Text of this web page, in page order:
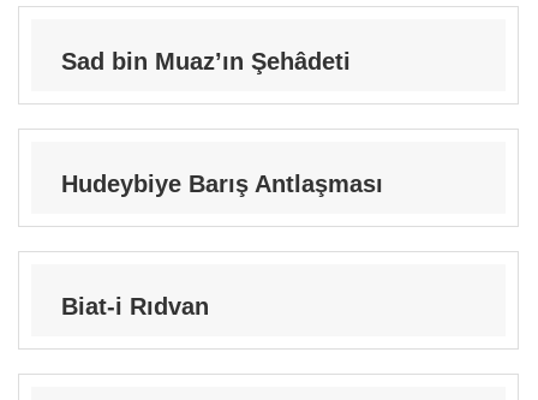
Sad bin Muaz’ın Şehâdeti
Hudeybiye Barış Antlaşması
Biat-i Rıdvan